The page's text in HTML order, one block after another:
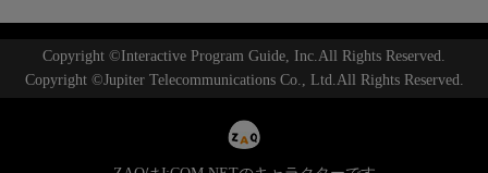
Copyright ©Interactive Program Guide, Inc.All Rights Reserved.
Copyright ©Jupiter Telecommunications Co., Ltd.All Rights Reserved.